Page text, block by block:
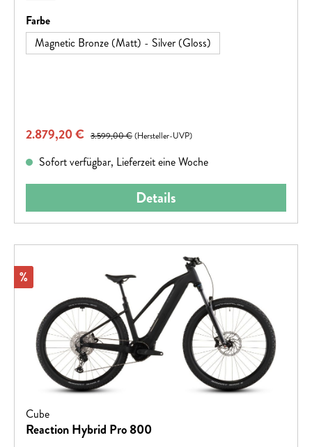
Farbeauswählen
Magnetic Bronze (Matt) - Silver (Gloss)
Verkaufspreis:
2.879,20 € Regulärer Preis:
3.599,00 €(Hersteller-UVP)
Sofort verfügbar, Lieferzeit eine Woche
Details
Rabatt
%
Cube
Reaction Hybrid Pro 800